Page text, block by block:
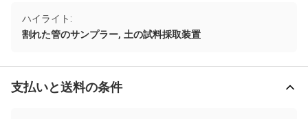
ハイライト:
割れた管のサンプラー, 土の試料採取装置
支払いと送料の条件